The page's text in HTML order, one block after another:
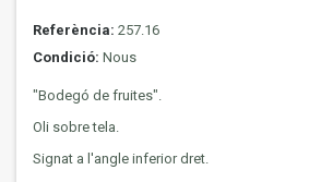
Referència: 257.16
Condició: Nous
"Bodegó de fruites".
Oli sobre tela.
Signat a l'angle inferior dret.